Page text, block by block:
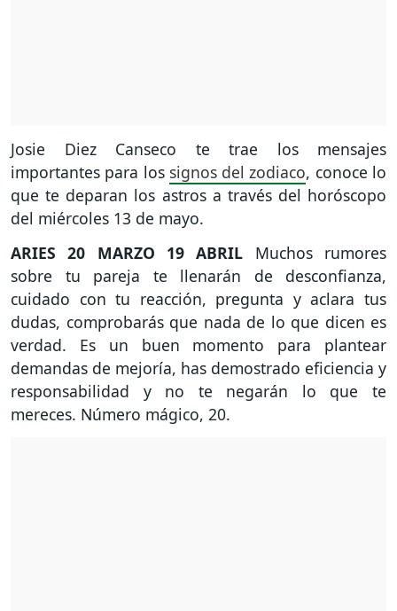
Josie Diez Canseco te trae los mensajes
importantes para los signos del zodiaco, conoce lo
que te deparan los astros a través del horóscopo
del miércoles 13 de mayo.
ARIES 20 MARZO 19 ABRIL Muchos rumores
sobre tu pareja te llenarán de desconfianza,
cuidado con tu reacción, pregunta y aclara tus
dudas, comprobarás que nada de lo que dicen es
verdad. Es un buen momento para plantear
demandas de mejoría, has demostrado eficiencia y
responsabilidad y no te negarán lo que te
mereces. Número mágico, 20.